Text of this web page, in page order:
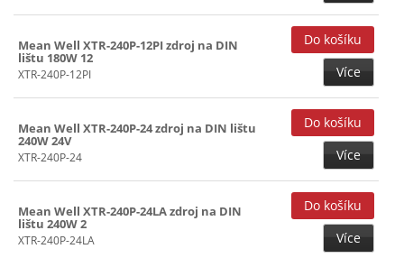
Mean Well XTR-240P-12PI zdroj na DIN
lištu 180W 12
XTR-240P-12PI Více
Mean Well XTR-240P-24 zdroj na DIN lištu
240W 24V
XTR-240P-24 Více
Mean Well XTR-240P-24LA zdroj na DIN
lištu 240W 2
XTR-240P-24LA Více